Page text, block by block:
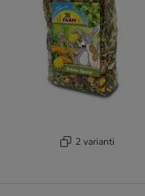
2 varianti